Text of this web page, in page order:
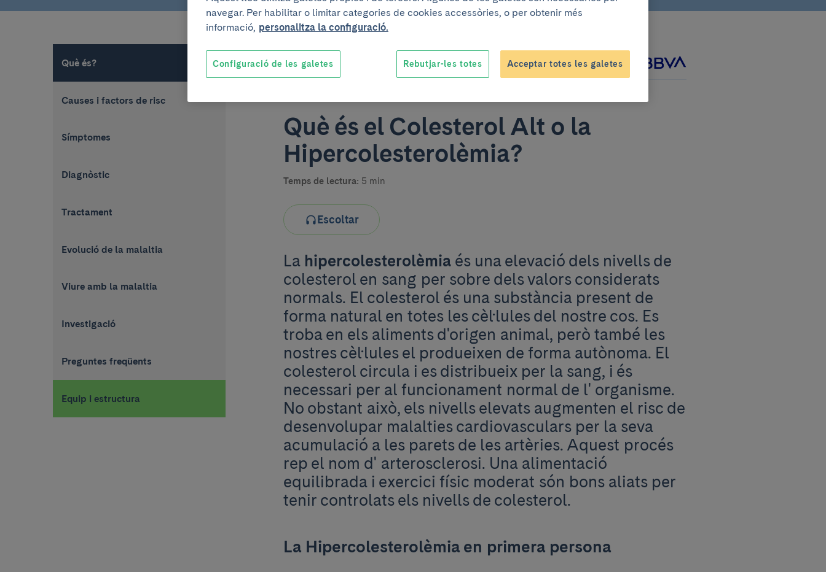
Què és?
Causes i factors de risc
Símptomes
Diagnòstic
Tractament
Evolució de la malaltia
Viure amb la malaltia
Investigació
Preguntes freqüents
Equip i estructura
Un projecte elaborat conjuntament amb
Què és el Colesterol Alt o la
Hipercolesterolèmia?
Temps de lectura: 5 min
Escoltar
La hipercolesterolèmia és una elevació dels nivells de
colesterol en sang per sobre dels valors considerats
normals. El colesterol és una substància present de
forma natural en totes les cèl·lules del nostre cos. Es
troba en els aliments d'origen animal, però també les
nostres cèl·lules el produeixen de forma autònoma. El
colesterol circula i es distribueix per la sang, i és
necessari per al funcionament normal de l' organisme.
No obstant això, els nivells elevats augmenten el risc de
desenvolupar malalties cardiovasculars per la seva
acumulació a les parets de les artèries. Aquest procés
rep el nom d' arterosclerosi. Una alimentació
equilibrada i exercici físic moderat són bons aliats per
tenir controlats els nivells de colesterol.
La Hipercolesterolèmia en primera persona
navegar. Per habilitar o limitar categories de cookies accessòries, o per obtenir més
informació, personalitza la configuració.
Rebutjar-les totes Acceptar totes les galetes
Configuració de les galetes